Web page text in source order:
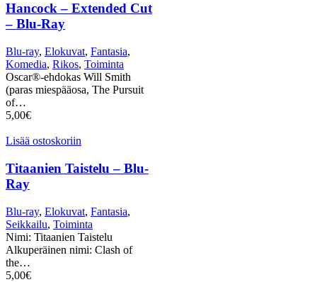
Hancock – Extended Cut
– Blu-Ray
Blu-ray, Elokuvat, Fantasia,
Komedia, Rikos, Toiminta
Oscar®-ehdokas Will Smith
(paras miespääosa, The Pursuit
of…
5,00€
Lisää ostoskoriin
Titaanien Taistelu – Blu-
Ray
Blu-ray, Elokuvat, Fantasia,
Seikkailu, Toiminta
Nimi: Titaanien Taistelu
Alkuperäinen nimi: Clash of
the…
5,00€